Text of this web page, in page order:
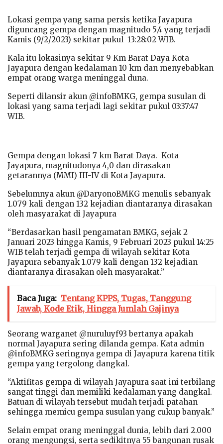
Lokasi gempa yang sama persis ketika Jayapura
diguncang gempa dengan magnitudo 5,4 yang terjadi
Kamis (9/2/2023) sekitar pukul 13:28:02 WIB.
Kala itu lokasinya sekitar 9 Km Barat Daya Kota
Jayapura dengan kedalaman 10 km dan menyebabkan
empat orang warga meninggal duna.
Seperti dilansir akun @infoBMKG, gempa susulan di
lokasi yang sama terjadi lagi sekitar pukul 03:37:47
WIB.
Gempa dengan lokasi 7 km Barat Daya. Kota
Jayapura, magnitudonya 4,0 dan dirasakan
getarannya (MMI) III-IV di Kota Jayapura.
Sebelumnya akun @DaryonoBMKG menulis sebanyak
1.079 kali dengan 132 kejadian diantaranya dirasakan
oleh masyarakat di Jayapura
“Berdasarkan hasil pengamatan BMKG, sejak 2
Januari 2023 hingga Kamis, 9 Februari 2023 pukul 14:25
WIB telah terjadi gempa di wilayah sekitar Kota
Jayapura sebanyak 1.079 kali dengan 132 kejadian
diantaranya dirasakan oleh masyarakat.”
Baca Juga: Tentang KPPS, Tugas, Tanggung
Jawab, Kode Etik, Hingga Jumlah Gajinya
Seorang warganet @nuruluyf93 bertanya apakah
normal Jayapura sering dilanda gempa. Kata admin
@infoBMKG seringnya gempa di Jayapura karena titik
gempa yang tergolong dangkal.
“Aktifitas gempa di wilayah Jayapura saat ini terbilang
sangat tinggi dan memiliki kedalaman yang dangkal.
Batuan di wilayah tersebut mudah terjadi patahan
sehingga memicu gempa susulan yang cukup banyak.”
Selain empat orang meninggal dunia, lebih dari 2.000
orang mengungsi, serta sedikitnya 55 bangunan rusak